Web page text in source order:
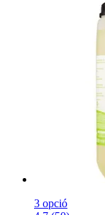
3 opció